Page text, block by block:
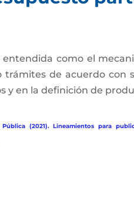
entendida como el
trámites de acuerdo
y en la definición de
(2021). Lineamientos para